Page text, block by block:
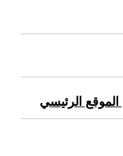
الرئيسي